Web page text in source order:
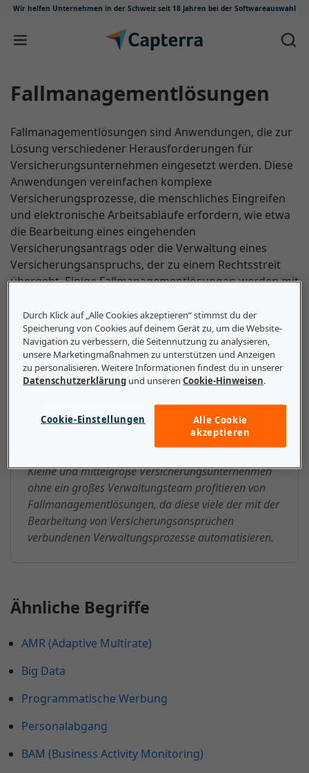
Wir helfen Unternehmen in der Schweiz seit 18 Jahren bei der Softwareauswahl
Zum Inhalt springen
Fallmanagementlösungen
Fallmanagementlösungen sind Anwendungen, die zur
Lösung verschiedener Herausforderungen für
Versicherungsunternehmen eingesetzt werden. Diese
Anwendungen vereinfachen komplexe
Versicherungsprozesse, die menschliches Eingreifen
und elektronische Arbeitsabläufe erfordern, wie etwa
die Bearbeitung eines eingehenden
Versicherungsantrags oder die Verwaltung eines
Versicherungsanspruchs, der zu einem Rechtsstreit
übergeht. Einige Fallmanagementlösungen werden mit
geliefert, was die Implementierung dieser Technologie
in einem Versicherungsunternehmen erleichtert.
Das sollten kleine und mittlere
Unternehmen über
Fallmanagementlösungen wissen
Kleine und mittelgroße Versicherungsunternehmen
ohne ein großes Verwaltungsteam profitieren von
Fallmanagementlösungen, da diese viele der mit der
Bearbeitung von Versicherungsansprüchen
verbundenen Verwaltungsprozesse automatisieren.
Ähnliche Begriffe
AMR (Adaptive Multirate)
Big Data
Programmatische Werbung
Personalabgang
BAM (Business Activity Monitoring)
Durch Klick auf „Alle Cookies akzeptieren“ stimmst du der
Speicherung von Cookies auf deinem Gerät zu, um die Website-
Navigation zu verbessern, die Seitennutzung zu analysieren,
unsere Marketingmaßnahmen zu unterstützen und Anzeigen
zu personalisieren. Weitere Informationen findest du in unserer
Datenschutzerklärung und unserenCookie-Hinweisen.
Cookie-Einstellungen
Alle Cookie
akzeptieren